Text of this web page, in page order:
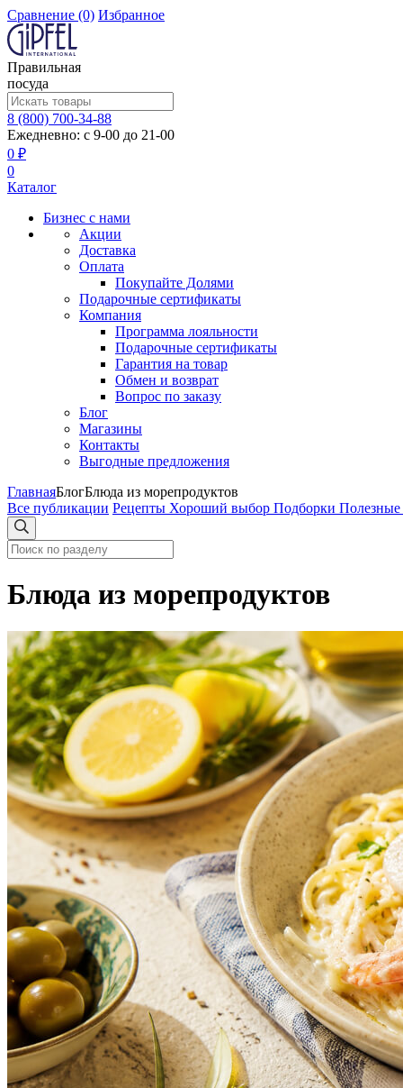
Сравнение (0) Избранное
Правильная
посуда
8 (800) 700-34-88
Ежедневно: с 9-00 до 21-00
0 ₽
0
Каталог
Бизнес с нами
Акции
Доставка
Оплата
Покупайте Долями
Подарочные сертификаты
Компания
Программа лояльности
Подарочные сертификаты
Гарантия на товар
Обмен и возврат
Вопрос по заказу
Блог
Магазины
Контакты
Выгодные предложения
ГлавнаяБлогБлюда из морепродуктов
Все публикации Рецепты Хороший выбор Подборки
Блюда из морепродуктов